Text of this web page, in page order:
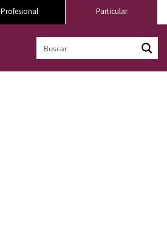
Particular
Profesional